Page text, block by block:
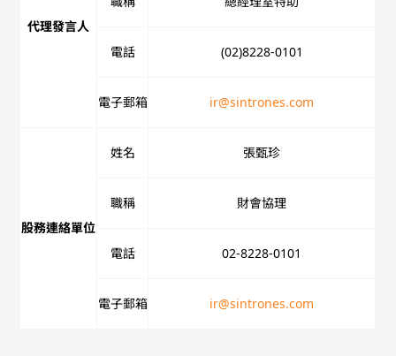
代理發言人
電話 (02)8228-0101
電子郵箱 ir@sintrones.com
股務連絡單位
姓名 張甄珍
職稱 財會協理
電話 02-8228-0101
電子郵箱 ir@sintrones.com